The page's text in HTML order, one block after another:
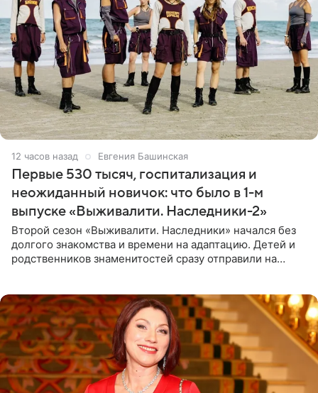
12 часов назад Евгения Башинская
Первые 530 тысяч, госпитализация и
неожиданный новичок: что было в 1-м
выпуске «Выживалити. Наследники-2»
Второй сезон «Выживалити. Наследники» начался без
долгого знакомства и времени на адаптацию. Детей и
родственников знаменитостей сразу отправили на